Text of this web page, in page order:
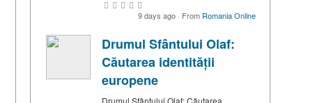
9 days ago · From Romania Online
Drumul Sfântului Olaf:
Căutarea identității
europene
Drumul Sfântului Olaf: Căutarea